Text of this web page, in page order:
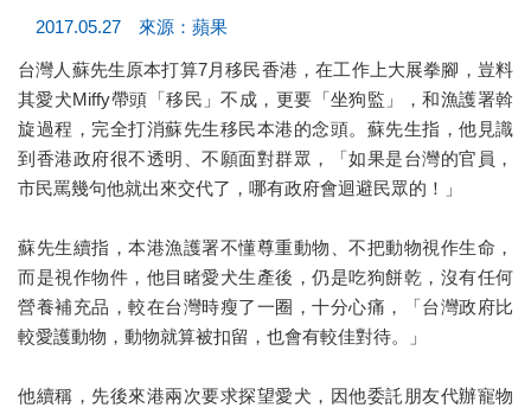
2017.05.27 來源：蘋果
台灣人蘇先生原本打算7月移民香港，在工作上大展拳腳，豈料
其愛犬Miffy帶頭「移民」不成，更要「坐狗監」，和漁護署斡
旋過程，完全打消蘇先生移民本港的念頭。蘇先生指，他見識
到香港政府很不透明、不願面對群眾，「如果是台灣的官員，
市民罵幾句他就出來交代了，哪有政府會迴避民眾的！」
蘇先生續指，本港漁護署不懂尊重動物、不把動物視作生命，
而是視作物件，他目睹愛犬生產後，仍是吃狗餅乾，沒有任何
營養補充品，較在台灣時瘦了一圈，十分心痛，「台灣政府比
較愛護動物，動物就算被扣留，也會有較佳對待。」
他續稱，先後來港兩次要求探望愛犬，因他委託朋友代辦寵物